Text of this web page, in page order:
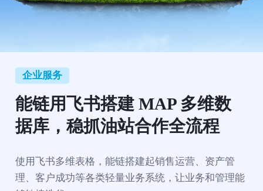
企业服务
能链用飞书搭建 MAP 多维数
据库，稳抓油站合作全流程
使用飞书多维表格，能链搭建起销售运营、资产管
理、客户成功等各类轻量业务系统，让业务和管理能